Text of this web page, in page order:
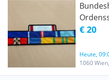
€ 20
Heute,
1060